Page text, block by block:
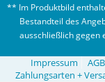
** Im Produktbild
Bestandteil des
ausschließlich gegen
Impressum AGB
Zahlungsarten +